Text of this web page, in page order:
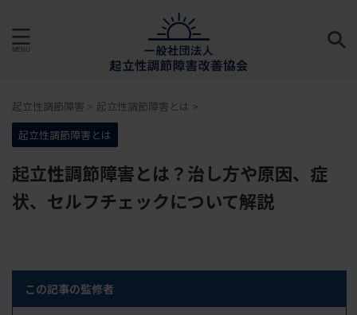
起立性調節障害 > 起立性調節障害とは >
起立性調節障害とは
起立性調節障害とは？治し方や原因、症
状、セルフチェックについて解説
この記事の監修者